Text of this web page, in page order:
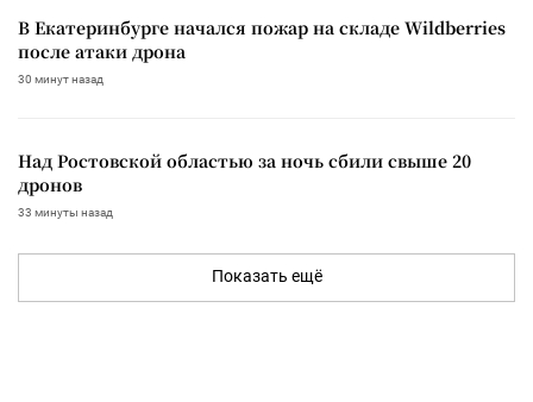
В Екатеринбурге начался пожар на складе Wildberries
после атаки дрона
30 минут назад
Над Ростовской областью за ночь сбили свыше 20
дронов
33 минуты назад
Показать ещё